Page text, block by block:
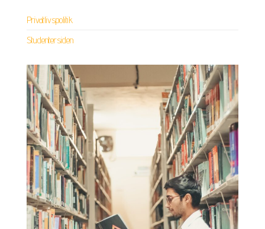
Privatlivspolitik
Studentersiden